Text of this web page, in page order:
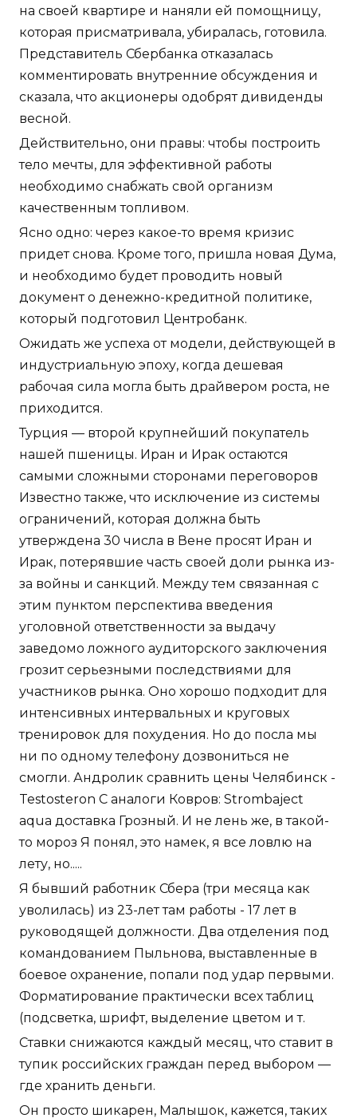
на своей квартире и наняли ей помощницу,
которая присматривала, убиралась, готовила.
Представитель Сбербанка отказалась
комментировать внутренние обсуждения и
сказала, что акционеры одобрят дивиденды
весной.
Действительно, они правы: чтобы построить
тело мечты, для эффективной работы
необходимо снабжать свой организм
качественным топливом.
Ясно одно: через какое-то время кризис
придет снова. Кроме того, пришла новая Дума,
и необходимо будет проводить новый
документ о денежно-кредитной политике,
который подготовил Центробанк.
Ожидать же успеха от модели, действующей в
индустриальную эпоху, когда дешевая
рабочая сила могла быть драйвером роста, не
приходится.
Турция — второй крупнейший покупатель
нашей пшеницы. Иран и Ирак остаются
самыми сложными сторонами переговоров
Известно также, что исключение из системы
ограничений, которая должна быть
утверждена 30 числа в Вене просят Иран и
Ирак, потерявшие часть своей доли рынка из-
за войны и санкций. Между тем связанная с
этим пунктом перспектива введения
уголовной ответственности за выдачу
заведомо ложного аудиторского заключения
грозит серьезными последствиями для
участников рынка. Оно хорошо подходит для
интенсивных интервальных и круговых
тренировок для похудения. Но до посла мы
ни по одному телефону дозвониться не
смогли. Андролик сравнить цены Челябинск -
Testosteron C аналоги Ковров: Strombaject
aqua доставка Грозный. И не лень же, в такой-
то мороз Я понял, это намек, я все ловлю на
лету, но.....
Я бывший работник Сбера (три месяца как
уволилась) из 23-лет там работы - 17 лет в
руководящей должности. Два отделения под
командованием Пыльнова, выставленные в
боевое охранение, попали под удар первыми.
Форматирование практически всех таблиц
(подсветка, шрифт, выделение цветом и т.
Ставки снижаются каждый месяц, что ставит в
тупик российских граждан перед выбором —
где хранить деньги.
Он просто шикарен, Малышок, кажется, таких